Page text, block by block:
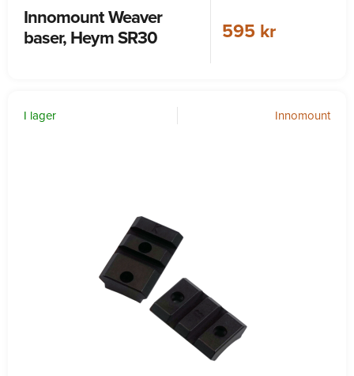
Innomount Weaver
baser, Heym SR30
595 kr
I lager Innomount